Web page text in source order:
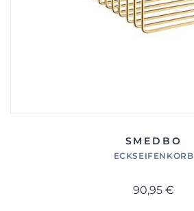
SMEDBO
ECKSEIFENKORB
90,95 €